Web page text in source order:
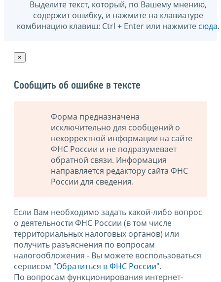
Выделите текст, который, по Вашему мнению,
содержит ошибку, и нажмите на клавиатуре
комбинацию клавиш: Ctrl + Enter или нажмите сюда.
×
Сообщить об ошибке в тексте
Форма предназначена
исключительно для сообщений о
некорректной информации на сайте
ФНС России и не подразумевает
обратной связи. Информация
направляется редактору сайта ФНС
России для сведения.
Если Вам необходимо задать какой-либо вопрос
о деятельности ФНС России (в том числе
территориальных налоговых органов) или
получить разъяснения по вопросам
налогообложения - Вы можете воспользоваться
сервисом "Обратиться в ФНС России".
По вопросам функционирования интернет-